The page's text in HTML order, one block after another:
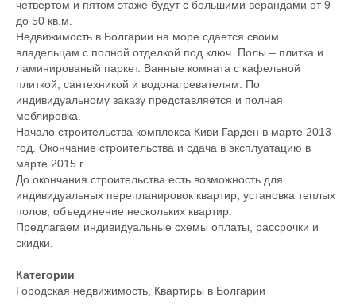
четвертом и пятом этаже будут с большими верандами от 9
до 50 кв.м.
Недвижимость в Болгарии на море сдается своим
владельцам с полной отделкой под ключ. Полы – плитка и
ламинированый паркет. Ванные комната с кафельной
плиткой, сантехникой и водонагревателям. По
индивидуальному заказу представляется и полная
меблировка.
Начало строительства комплекса Киви Гарден в марте 2013
год. Окончание строительства и сдача в эксплуатацию в
марте 2015 г.
До окончания строительства есть возможность для
индивидуальных перепланировок квартир, установка теплых
полов, объединение нескольких квартир.
Предлагаем индивидуальные схемы оплаты, рассрочки и
скидки.
Категории
Городская недвижимость, Квартиры в Болгарии